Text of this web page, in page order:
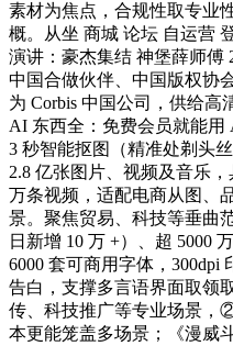
素材为焦点，合规性取专业
概。从坐 商城 论坛 自运营
演讲：豪杰集结 神堡薛师傅
中国合做伙伴、中国版权协
为 Corbis 中国公司，供给高
AI 东西全：免费会员就能用
3 秒智能抠图（精准处剃头
2.8 亿张图片、视频及音乐
万条视频，适配电商从图、
景。聚焦贸易、科技等垂曲
日新增 10 万 +）、超 5000
6000 套可商用字体，300dpi
告白，支撑多言语界面取领
传、科技推广等专业场景，
本更能笼盖多场景；《漫威